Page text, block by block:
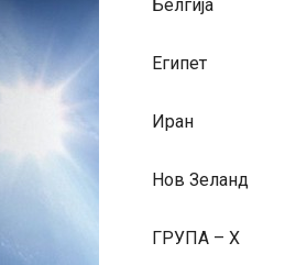
Белгија
Египет
Иран
Нов Зеланд
ГРУПА – Х